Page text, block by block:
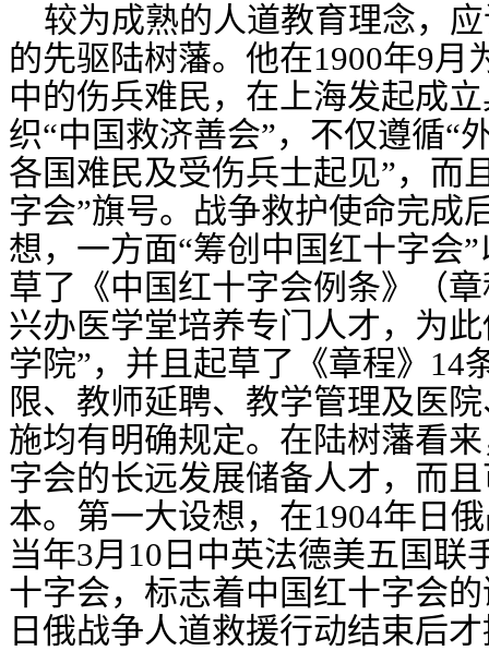
较为成熟的人道教育理念，
的先驱陆树藩。他在1900年9月
中的伤兵难民，在上海发起成
织“中国救济善会”，不仅遵循“
各国难民及受伤兵士起见”，而
字会”旗号。战争救护使命完成
想，一方面“筹创中国红十字会”
草了 《中国红十字会例条》（
兴办医学堂培养专门人才，为
学院”，并且起草了《章程》 14
限、教师延聘、教学管理及医
施均有明确规定。在陆树藩看
字会的长远发展储备人才，而
本。第一大设想，在1904年日
当年3月 10 日中英法德美五国联
十字会，标志着中国红十字会
日俄战争人道救援行动结束后